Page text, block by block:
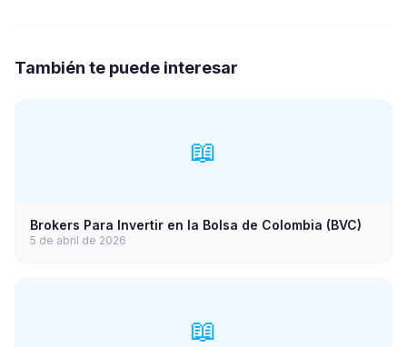
También te puede interesar
📖
Brokers Para Invertir en la Bolsa de Colombia (BVC)
5 de abril de 2026
📖